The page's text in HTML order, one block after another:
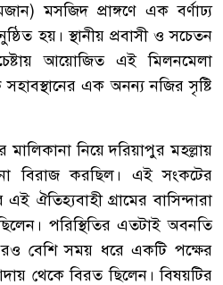
মসজিদ প্রাঙ্গণে এক বর্ণাঢ্য
হয়। স্থানীয় প্রবাসী ও সচেতন
আয়োজিত এই মিলনমেলা
এক অনন্য নজির সৃষ্টি
নিয়ে দরিয়াপুর মহল্লায়
বিরাজ করছিল। এই সংকটের
ঐতিহ্যবাহী গ্রামের বাসিন্দারা
পরিস্থিতির এতটাই অবনতি
বেশি সময় ধরে একটি পক্ষের
থেকে বিরত ছিলেন। বিষয়টির